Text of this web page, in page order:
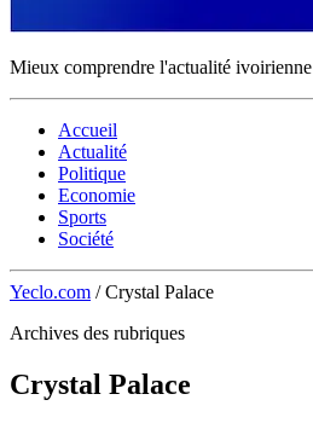
Mieux comprendre l'actualité ivoirienne
Accueil
Actualité
Politique
Economie
Sports
Société
Yeclo.com / Crystal Palace
Archives des rubriques
Crystal Palace